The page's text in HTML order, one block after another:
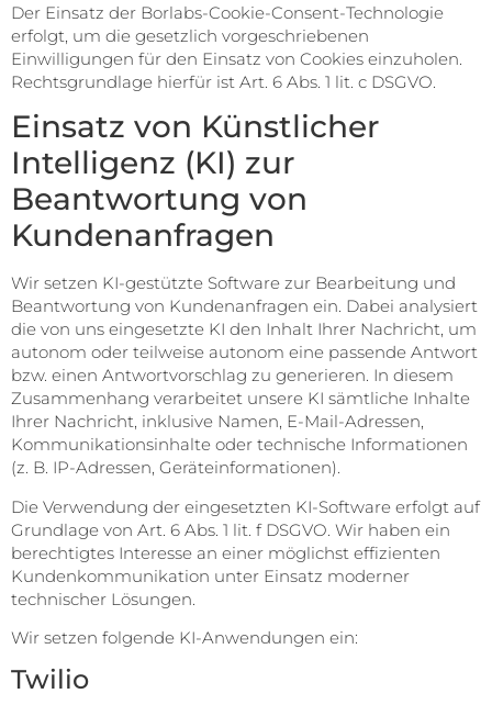
Der Einsatz der Borlabs-Cookie-Consent-Technologie
erfolgt, um die gesetzlich vorgeschriebenen
Einwilligungen für den Einsatz von Cookies einzuholen.
Rechtsgrundlage hierfür ist Art. 6 Abs. 1 lit. c DSGVO.
Einsatz von Künstlicher
Intelligenz (KI) zur
Beantwortung von
Kundenanfragen
Wir setzen KI-gestützte Software zur Bearbeitung und
Beantwortung von Kundenanfragen ein. Dabei analysiert
die von uns eingesetzte KI den Inhalt Ihrer Nachricht, um
autonom oder teilweise autonom eine passende Antwort
bzw. einen Antwortvorschlag zu generieren. In diesem
Zusammenhang verarbeitet unsere KI sämtliche Inhalte
Ihrer Nachricht, inklusive Namen, E-Mail-Adressen,
Kommunikationsinhalte oder technische Informationen
(z. B. IP-Adressen, Geräteinformationen).
Die Verwendung der eingesetzten KI-Software erfolgt auf
Grundlage von Art. 6 Abs. 1 lit. f DSGVO. Wir haben ein
berechtigtes Interesse an einer möglichst effizienten
Kundenkommunikation unter Einsatz moderner
technischer Lösungen.
Wir setzen folgende KI-Anwendungen ein:
Twilio